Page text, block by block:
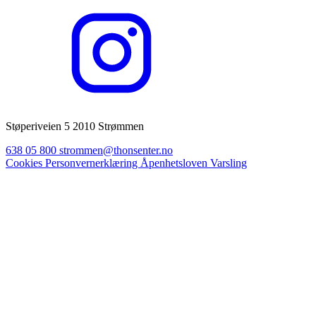
Støperiveien 5 2010 Strømmen
638 05 800 strommen@thonsenter.no
Cookies Personvernerklæring Åpenhetsloven Varsling